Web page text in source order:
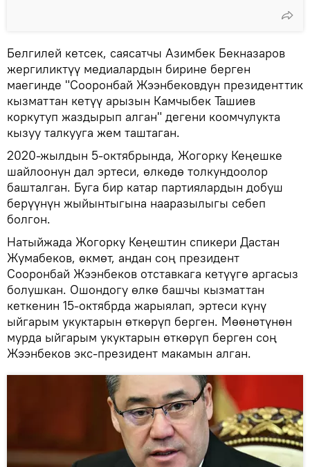
Белгилей кетсек, саясатчы Азимбек Бекназаров
жергиликтүү медиалардын бирине берген
маегинде "Сооронбай Жээнбековдун президенттик
кызматтан кетүү арызын Камчыбек Ташиев
коркутуп жаздырып алган" дегени коомчулукта
кызуу талкууга жем таштаган.
2020-жылдын 5-октябрында, Жогорку Кеңешке
шайлоонун дал эртеси, өлкөдө толкундоолор
башталган. Буга бир катар партиялардын добуш
берүүнүн жыйынтыгына нааразылыгы себеп
болгон.
Натыйжада Жогорку Кеңештин спикери Дастан
Жумабеков, өкмөт, андан соң президент
Сооронбай Жээнбеков отставкага кетүүгө аргасыз
болушкан. Ошондогу өлкө башчы кызматтан
кеткенин 15-октябрда жарыялап, эртеси күнү
ыйгарым укуктарын өткөрүп берген. Мөөнөтүнөн
мурда ыйгарым укуктарын өткөрүп берген соң
Жээнбеков экс-президент макамын алган.